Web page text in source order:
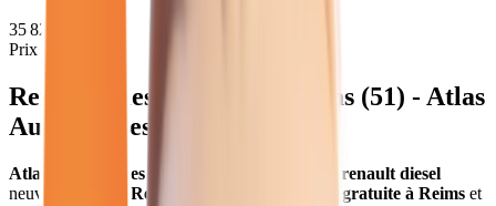
35 820
Prix moyen
Renault Diesel Reims (51) - Atlas
Automobiles
Atlas Automobiles
renault diesel
neuves
Renault Livraison gratuite à Reims et